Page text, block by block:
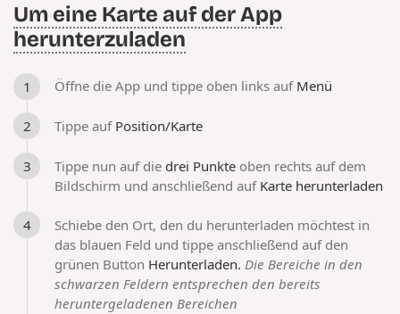
Um eine Karte auf der App
herunterzuladen
Öffne die App und tippe oben links auf Menü
Tippe auf Position/Karte
Tippe nun auf die drei Punkte oben rechts auf dem
Bildschirm und anschließend auf Karte herunterladen
Schiebe den Ort, den du herunterladen möchtest in
das blauen Feld und tippe anschließend auf den
grünen Button Herunterladen.Die Bereiche in den
schwarzen Feldern entsprechen den bereits
heruntergeladenen Bereichen